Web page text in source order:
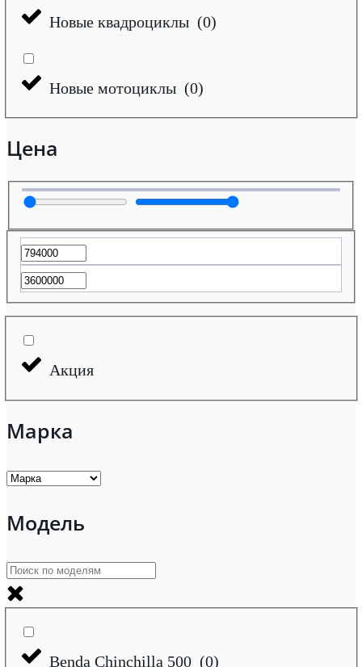
Новые квадроциклы (0)
Новые мотоциклы (0)
Цена
Акция
Марка
Модель
Benda Chinchilla 500 (0)